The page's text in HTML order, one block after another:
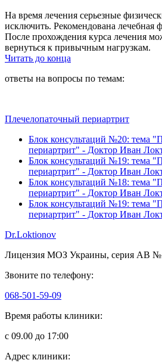
На время лечения серьезные
исключить. Рекомендована лечебная
После прохождения курса лечения
вернуться к привычным нагрузкам.
Читать до конца
ответы на вопросы по темам:
Плечелопаточный периартрит
Блок консультаций №20: тема
периартрит" - Доктор Иван
Блок консультаций №19: тема
периартрит" - Доктор Иван
Блок консультаций №18: тема
периартрит" - Доктор Иван
Блок консультаций №19: тема
периартрит" - Доктор Иван
Dr.Loktionov
Лицензия МОЗ Украины, серия АВ
Звоните по телефону:
068-501-59-09
Время работы клиники:
с 09.00 до 17:00
Адрес клиники: